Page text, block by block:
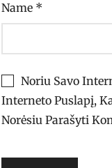
Name *
Noriu Savo
Interneto Puslapį,
Norėsiu Parašyti